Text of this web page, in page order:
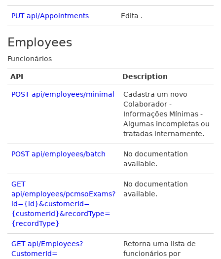
PUT api/Appointments Edita .
Employees
Funcionários
API Description
POST api/employees/minimal
Cadastra um novo
Colaborador -
Informações Mínimas -
Algumas incompletas ou
tratadas internamente.
POST api/employees/batch
No documentation
available.
GET
api/employees/pcmsoExams?
id={id}&customerId=
{customerId}&recordType=
{recordType}
No documentation
available.
GET api/Employees?
CustomerId=
Retorna uma lista de
funcionários por